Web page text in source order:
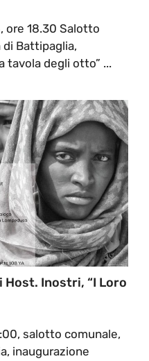
ore 18.30 Salotto
di Battipaglia,
tavola degli otto” ...
Host. Inostri, “I Loro
salotto comunale,
inaugurazione